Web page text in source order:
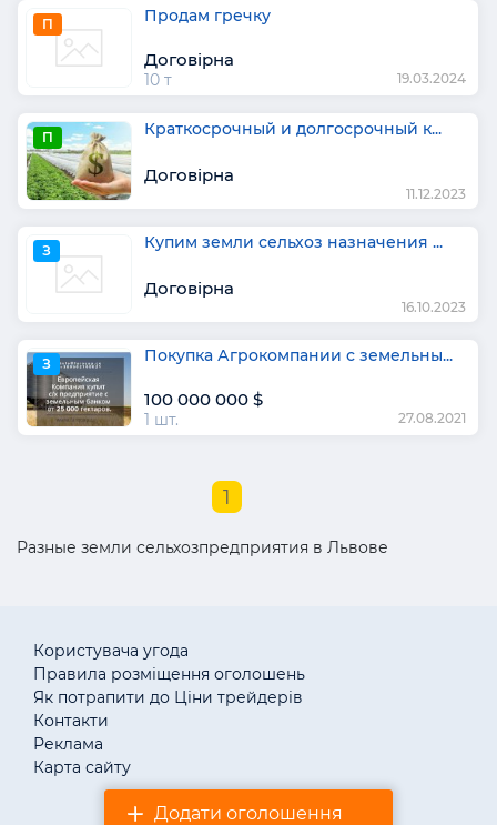
П Продам гречку
Договірна
10 т 19.03.2024
П Краткосрочный и долгосрочный к...
Договірна
11.12.2023
З Купим земли сельхоз назначения ...
Договірна
16.10.2023
З Покупка Агрокомпании с земельны...
100 000 000 $
1 шт. 27.08.2021
1
Разные земли сельхозпредприятия в Львове
Додати оголошення
Користувача угода
Правила розміщення оголошень
Як потрапити до Ціни трейдерів
Контакти
Реклама
Карта сайту